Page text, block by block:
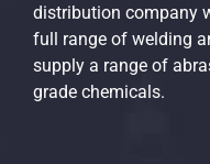
distribution company
full range of welding
supply a range of
grade chemicals.